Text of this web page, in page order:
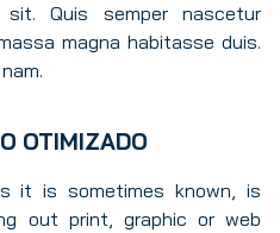
Quis semper nascetur
magna habitasse duis.
OTIMIZADO
it is sometimes known, is
out print, graphic or web